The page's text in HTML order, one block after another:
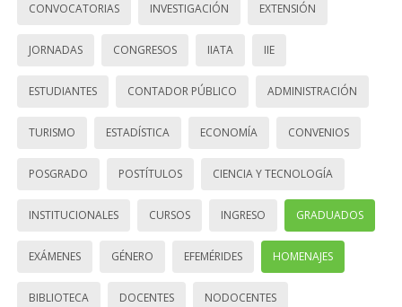
CONVOCATORIAS INVESTIGACIÓN EXTENSIÓN
JORNADAS CONGRESOS IIATA IIE
ESTUDIANTES CONTADOR PÚBLICO ADMINISTRACIÓN
TURISMO ESTADÍSTICA ECONOMÍA CONVENIOS
POSGRADO POSTÍTULOS CIENCIA Y TECNOLOGÍA
INSTITUCIONALES CURSOS INGRESO GRADUADOS
EXÁMENES GÉNERO EFEMÉRIDES HOMENAJES
BIBLIOTECA DOCENTES NODOCENTES